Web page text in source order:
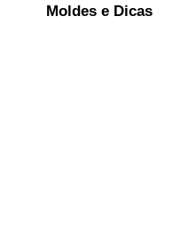
Moldes e Dicas